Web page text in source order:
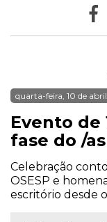
quarta-feira, 10 de
Evento de
fase do /
Celebração
OSESP e
escritório desde